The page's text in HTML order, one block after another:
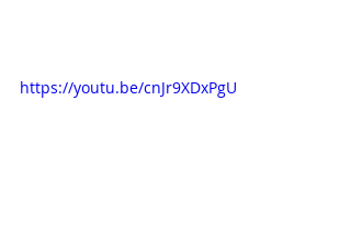
https://youtu.be/cnJr9XDxPgU